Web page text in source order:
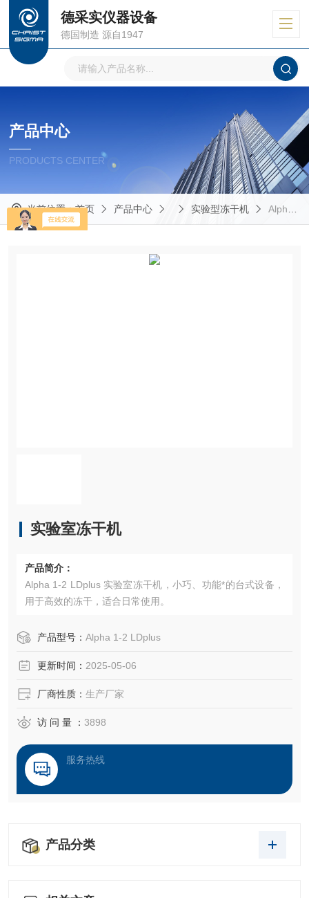
德采实仪器设备
德国制造 源自1947
产品中心
PRODUCTS CENTER
当前位置：首页 产品中心 实验型冻干机 Alpha 1-2 LDplus实验室冻干机
实验室冻干机
产品简介：
Alpha 1-2 LDplus 实验室冻干机，小巧、功能*的台式设备，
用于高效的冻干，适合日常使用。
产品型号： Alpha 1-2 LDplus
更新时间： 2025-05-06
厂商性质： 生产厂家
访 问 量 ： 3898
服务热线
产品分类